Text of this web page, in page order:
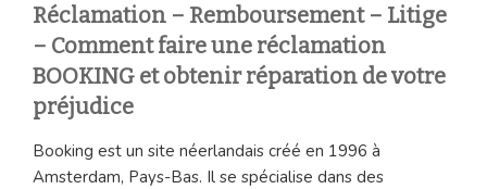
Réclamation – Remboursement – Litige
– Comment faire une réclamation
BOOKING et obtenir réparation de votre
préjudice
Booking est un site néerlandais créé en 1996 à
Amsterdam, Pays-Bas. Il se spécialise dans des